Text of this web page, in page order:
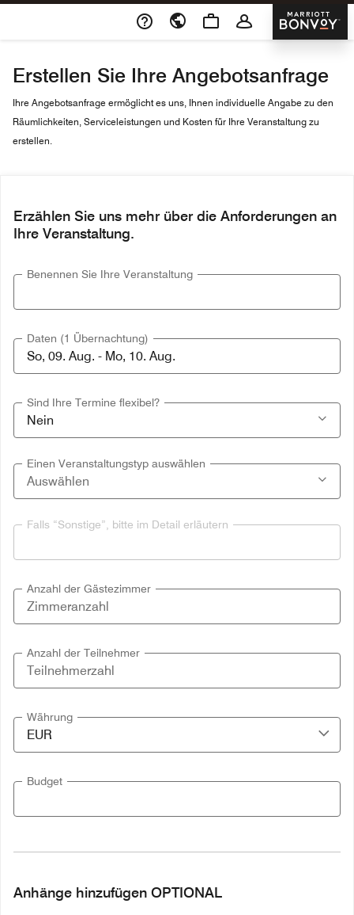
Skip To Content
Marriott
Erstellen Sie Ihre Angebotsanfrage
Ihre Angebotsanfrage ermöglicht es uns, Ihnen individuelle Angabe zu den
Räumlichkeiten, Serviceleistungen und Kosten für Ihre Veranstaltung zu
erstellen.
Erzählen Sie uns mehr über die Anforderungen an
Ihre Veranstaltung.
Benennen Sie Ihre Veranstaltung
Daten (1 Übernachtung)
Sind Ihre Termine flexibel?
Einen Veranstaltungstyp auswählen
Falls “Sonstige”, bitte im Detail erläutern
Anzahl der Gästezimmer
Anzahl der Teilnehmer
Währung
Budget
Anhänge hinzufügen OPTIONAL